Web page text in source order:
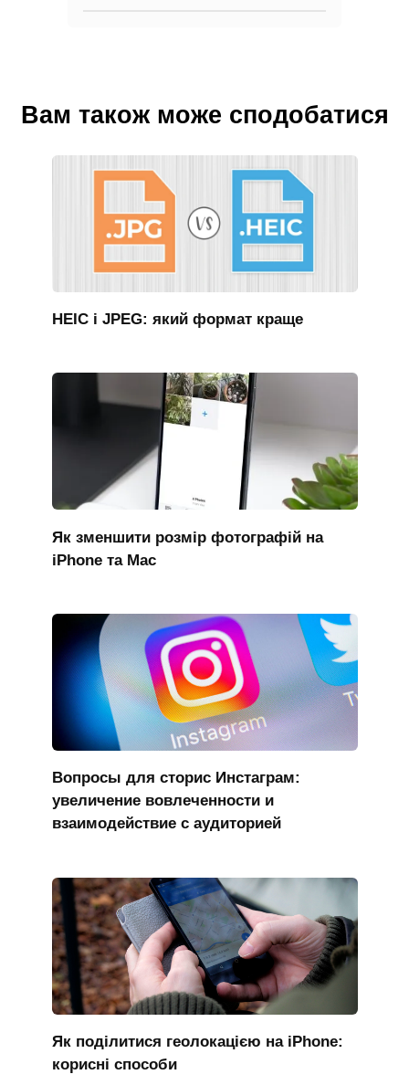
Вам також може сподобатися
HEIC і JPEG: який формат краще
Як зменшити розмір фотографій на
iPhone та Mac
Вопросы для сторис Инстаграм:
увеличение вовлеченности и
взаимодействие с аудиторией
Як поділитися геолокацією на iPhone:
корисні способи